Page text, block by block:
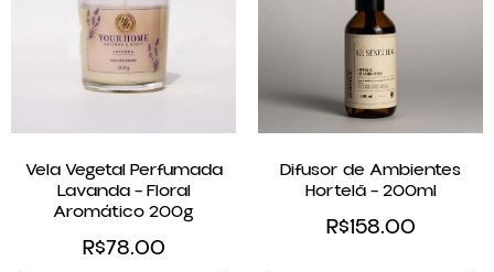
Vela Vegetal Perfumada
Lavanda – Floral
Aromático 200g
R$78.00
Difusor de Ambientes
Hortelã – 200ml
R$158.00